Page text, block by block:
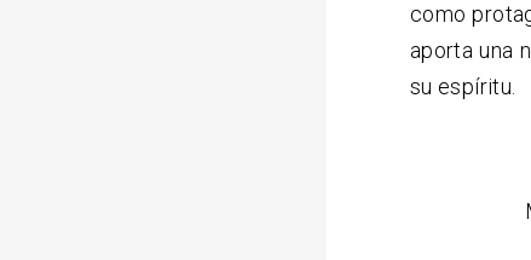
como
aporta una
su espíritu.